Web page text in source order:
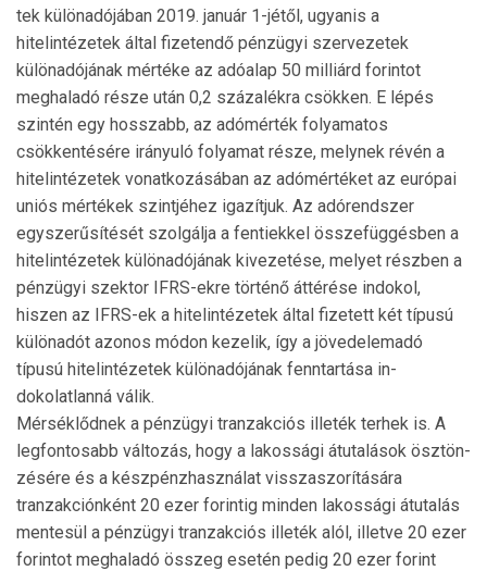
tek különadójában 2019. január 1-jétől, ugyanis a
hitelintézetek által fizetendő pénzügyi szervezetek
különadójának mértéke az adóalap 50 milliárd forintot
meghaladó része után 0,2 százalékra csökken. E lépés
szintén egy hosszabb, az adómérték folyamatos
csökkentésére irányuló folyamat része, melynek révén a
hitelintézetek vonatkozásában az adómértéket az európai
uniós mértékek szintjéhez igazítjuk. Az adórendszer
egyszerűsítését szolgálja a fentiekkel összefüggésben a
hitelintézetek különadójának kivezetése, melyet részben a
pénzügyi szektor IFRS-ekre történő átté­rése indokol,
hiszen az IFRS-ek a hitelintézetek által fizetett két típusú
különadót azonos módon kezelik, így a jövedelemadó
típusú hitelintézetek különadójának fenntartása in­
dokolatlanná válik.
Mérséklődnek a pénzügyi tranzakciós illeték terhek is. A
legfontosabb változás, hogy a lakossági átutalások ösztön­
zé­sére és a készpénzhasználat visszaszorítására
tranzakci­ón­ként 20 ezer forintig minden lakossági átutalás
mentesül a pénz­ügyi tranzakciós illeték alól, illetve 20 ezer
forintot megha­ladó összeg esetén pedig 20 ezer forint